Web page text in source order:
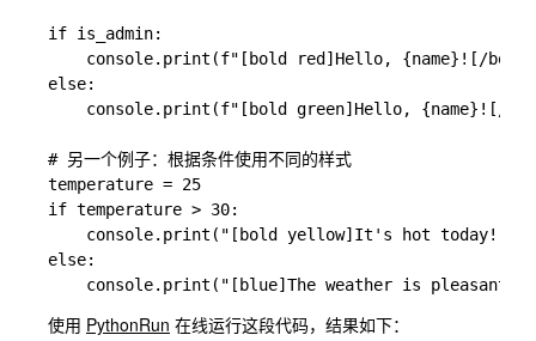
if is_admin:
console.print(f"[bold red]Hello, {name}![/bold
else:
console.print(f"[bold green]Hello, {name}![/
# 另一个例子：根据条件使用不同的样式
temperature = 25
if temperature > 30:
console.print("[bold yellow]It's hot today![/
else:
使用 PythonRun 在线运行这段代码，结果如下：